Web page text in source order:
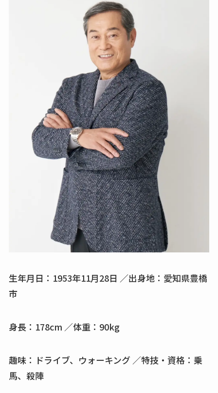
生年月日：1953年11月28日 ／出身地：愛知県豊橋
市
身長：178cm ／体重：90kg
趣味：ドライブ、ウォーキング ／特技・資格：乗
馬、殺陣